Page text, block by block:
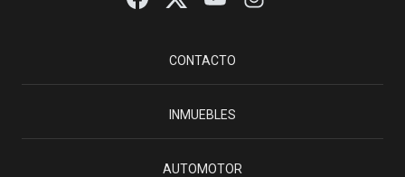
CONTACTO
INMUEBLES
AUTOMOTOR